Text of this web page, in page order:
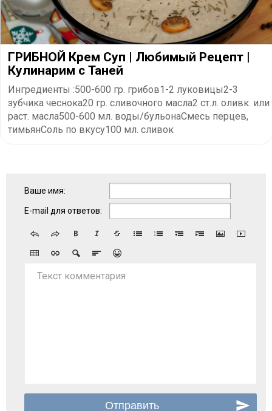
ГРИБНОЙ Крем Суп | Любимый Рецепт |
Кулинарим с Таней
Ингредиенты :500-600 гр. грибов1-2 луковицы2-3
зубчика чеснока20 гр. сливочного масла2 ст.л. оливк. или
раст. масла500-600 мл. воды/бульонаСмесь перцев,
тимьянСоль по вкусу100 мл. сливок
Ваше имя:
E-mail для ответов:
Текст комментария